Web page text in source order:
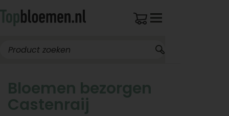
Bloemen bezorgen
Castenraij